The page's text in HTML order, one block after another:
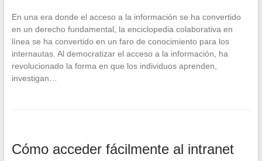
En una era donde el acceso a la información se ha convertido
en un derecho fundamental, la enciclopedia colaborativa en
línea se ha convertido en un faro de conocimiento para los
internautas. Al democratizar el acceso a la información, ha
revolucionado la forma en que los individuos aprenden,
investigan…
Cómo acceder fácilmente al intranet